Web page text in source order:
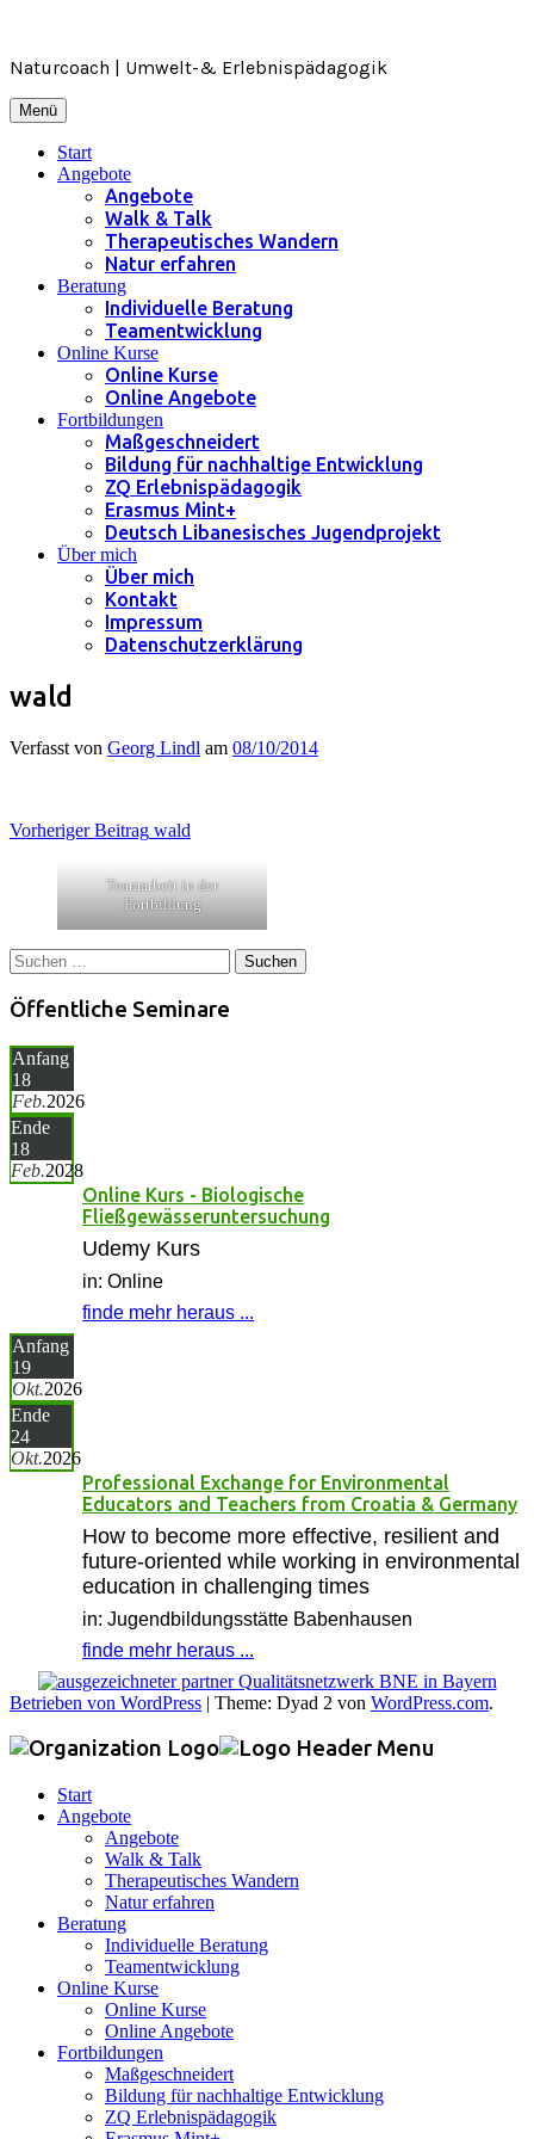
springen
Naturcoach | Umwelt-& Erlebnispädagogik
Menü
Start
Angebote
Angebote
Walk & Talk
Therapeutisches Wandern
Natur erfahren
Beratung
Individuelle Beratung
Teamentwicklung
Online Kurse
Online Kurse
Online Angebote
Fortbildungen
Maßgeschneidert
Bildung für nachhaltige Entwicklung
ZQ Erlebnispädagogik
Erasmus Mint+
Deutsch Libanesisches Jugendprojekt
Über mich
Über mich
Kontakt
Impressum
Datenschutzerklärung
wald
Verfasst von Georg Lindl am 08/10/2014
Beitragsnavigation
Vorheriger Beitrag wald
Teamarbeit in der
Fortbildung
Suchen
nach:
Öffentliche Seminare
Anfang
18
Feb.2026
Ende
18
Feb.2028
Online Kurs - Biologische
Fließgewässeruntersuchung
Udemy Kurs
in: Online
finde mehr heraus ...
Anfang
19
Okt.2026
Ende
24
Okt.2026
Professional Exchange for Environmental
Educators and Teachers from Croatia & Germany
How to become more effective, resilient and
future-oriented while working in environmental
education in challenging times
in: Jugendbildungsstätte Babenhausen
finde mehr heraus ...
Betrieben von WordPress | Theme: Dyad 2 von WordPress.com.
Start
Angebote
Angebote
Walk & Talk
Therapeutisches Wandern
Natur erfahren
Beratung
Individuelle Beratung
Teamentwicklung
Online Kurse
Online Kurse
Online Angebote
Fortbildungen
Maßgeschneidert
Bildung für nachhaltige Entwicklung
ZQ Erlebnispädagogik